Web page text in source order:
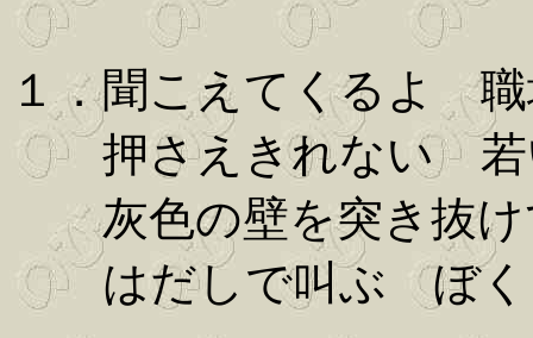
１．聞こえてくるよ
押さえきれない 若
灰色の壁を突き抜け
はだしで叫ぶ ぼく